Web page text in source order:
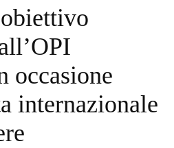
occasione
internazionale